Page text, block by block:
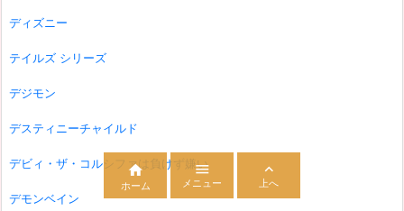
ディズニー
テイルズ シリーズ
デジモン
デスティニーチャイルド
デビィ・ザ・コルシファは負けず嫌い
デモンベイン

ホーム

メニュー

上へ